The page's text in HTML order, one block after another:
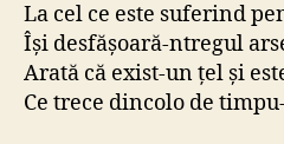
La cel ce este suferind
Îşi desfăşoară-ntregul
Arată că exist-un ţel şi
Ce trece dincolo de